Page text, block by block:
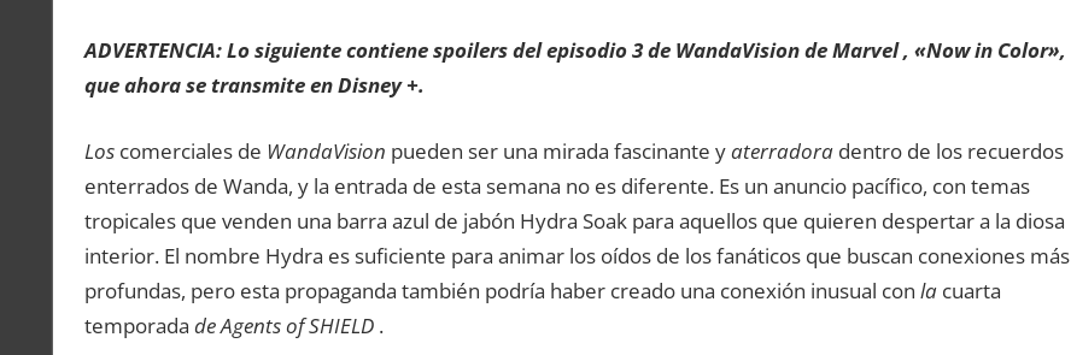
ADVERTENCIA: Lo siguiente contiene spoilers del episodio 3 de WandaVision de Marvel , «Now in Color»,
que ahora se transmite en Disney +.
Loscomerciales de WandaVision pueden ser una mirada fascinante yaterradoradentro de los recuerdos
enterrados de Wanda, y la entrada de esta semana no es diferente. Es un anuncio pacífico, con temas
tropicales que venden una barra azul de jabón Hydra Soak para aquellos que quieren despertar a la diosa
interior. El nombre Hydra es suficiente para animar los oídos de los fanáticos que buscan conexiones más
profundas, pero esta propaganda también podría haber creado una conexión inusual con lacuarta
temporada de Agents of SHIELD.